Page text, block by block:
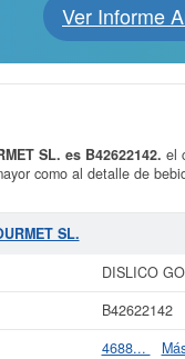
Ver Informe
SL. es B42622142. el
como al detalle de
no especializado, de
La consulta más
dentro del rango de
datos de la empresa
los resultados de
SL.
DISLICO
B42622142
4688...